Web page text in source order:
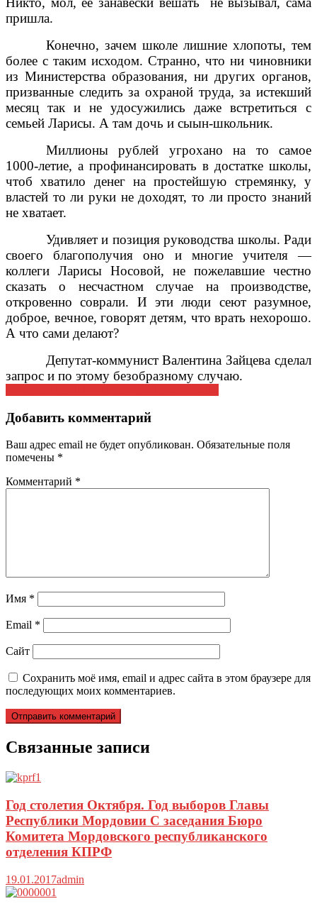
пришла.
Конечно, зачем школе лишние хлопоты, тем
более с таким исходом. Странно, что ни чиновники
из Министерства образования, ни других органов,
призванные следить за охраной труда, за истекший
месяц так и не удосужились даже встретиться с
семьей Ларисы. А там дочь и сыын-школьник.
Миллионы рублей угрохано на то самое
1000-летие, а профинансировать в достатке школы,
чтоб хватило денег на простейшую стремянку, у
властей то ли руки не доходят, то ли просто знаний
не хватает.
Удивляет и позиция руководства школы. Ради
своего благополучия оно и многие учителя —
коллеги Ларисы Носовой, не пожелавшие честно
сказать о несчастном случае на производстве,
откровенно соврали. И эти люди сеют разумное,
доброе, вечное, говорят детям, что врать нехорошо.
А что сами делают?
Депутат-коммунист Валентина Зайцева сделал
запрос и по этому безобразному случаю.
Навигация
по
записям
Добавить комментарий
Ваш адрес email не будет опубликован. Обязательные поля
помечены *
Комментарий *
Имя *
Email *
Сайт
Сохранить моё имя, email и адрес сайта в этом браузере для
последующих моих комментариев.
Связанные записи
Год столетия Октября. Год выборов Главы
Республики Мордовии С заседания Бюро
Комитета Мордовского республиканского
отделения КПРФ
19.01.2017admin